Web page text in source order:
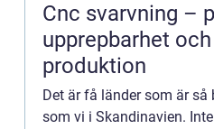
Cnc svarvning –
upprepbarhet
produktion
Det är få länder som är
som vi i Skandinavien.